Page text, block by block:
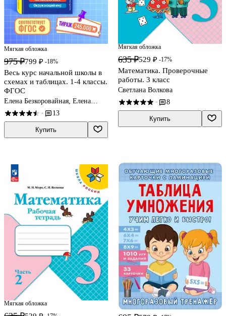
Мягкая обложка
975 ₽799 ₽ -18%
Весь курс начальной школы в
схемах и таблицах. 1-4 классы.
ФГОС
Елена Безкоровайная, Елена
Берестова, Наталия Вакуленко
· 13
Купить
Мягкая обложка
635 ₽529 ₽ -17%
Математика. Проверочные
работы. 3 класс
Светлана Волкова
· 8
Купить
Мягкая обложка